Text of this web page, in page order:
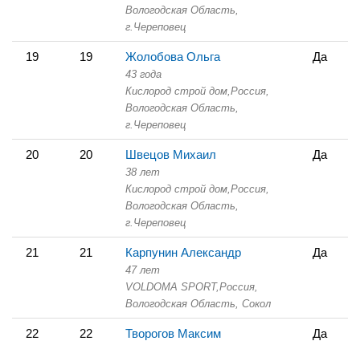
Вологодская Область,
г.Череповец
19 19 Жолобова Ольга
43 года
Кислород строй дом, Россия,
Вологодская Область,
г.Череповец
Да
20 20 Швецов Михаил
38 лет
Кислород строй дом, Россия,
Вологодская Область,
г.Череповец
Да
21 21 Карпунин Александр
47 лет
VOLDOMA SPORT,Россия,
Вологодская Область, Сокол
Да
22 22 Творогов Максим Да